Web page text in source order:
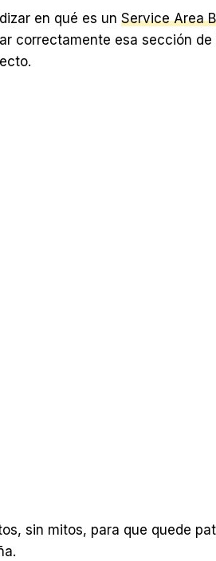
en qué es un Service Area
correctamente esa sección
sin mitos, para que quede